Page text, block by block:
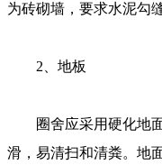
为砖砌墙，要求水泥勾
2、地板
圈舍应采用硬化地面
滑，易清扫和清粪。地